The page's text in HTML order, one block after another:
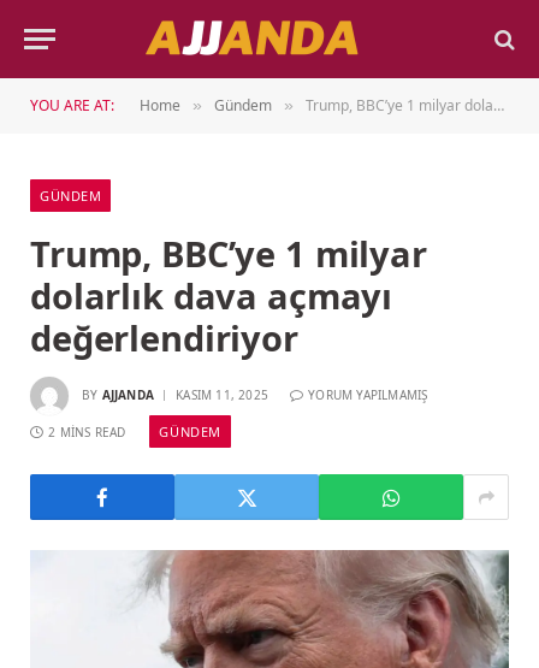
YOU ARE AT: Home » Gündem » Trump, BBC’ye 1 milyar dolarlık dava açmayı değerlendiriyor
GÜNDEM
Trump, BBC’ye 1 milyar
dolarlık dava açmayı
değerlendiriyor
BY AJJANDA KASIM 11, 2025 YORUM YAPILMAMIŞ
2 MINS READ GÜNDEM